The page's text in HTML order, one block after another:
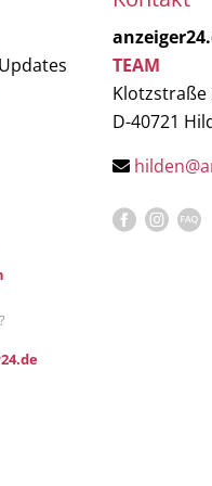
TEAM
Klotzstraße
D-40721